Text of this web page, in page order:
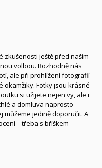
zkušenosti ještě před naším
volbou. Rozhodně nás
ale při prohlížení fotografií
okamžiky. Fotky jsou krásné
si užijete nejen vy, ale i
a domluva naprosto
můžeme jedině doporučit. A
– třeba s bříškem